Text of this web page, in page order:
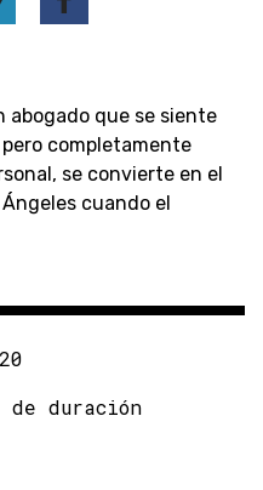
abogado que se siente
completamente
se convierte en el
cuando el
duración